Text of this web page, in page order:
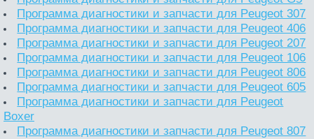
Программа диагностики и запчасти для Peugeot 307
Программа диагностики и запчасти для Peugeot 406
Программа диагностики и запчасти для Peugeot 207
Программа диагностики и запчасти для Peugeot 106
Программа диагностики и запчасти для Peugeot 806
Программа диагностики и запчасти для Peugeot 605
Программа диагностики и запчасти для Peugeot
Boxer
Программа диагностики и запчасти для Peugeot 807